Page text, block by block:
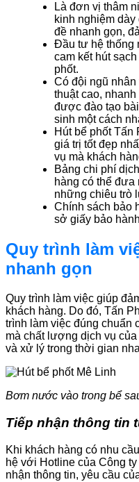
Là đơn vị thâm
kinh nghiệm
đề nhanh gọn,
Đầu tư hệ thống
cam kết hút
phốt.
Có đội ngũ
thuật cao,
được đào tạo
sinh một cách
Hút bể phốt
giá trị tốt đẹp
vụ mà khách
Bảng chi phí
hàng có thể
những chiêu trò
Chính sách bảo
sở giấy bảo
Quy trình làm
nhanh gọn
Quy trình làm việc giúp
khách hàng. Do đó, Tấn
trình làm việc đúng chuẩn
mà chất lượng dịch vụ
và xử lý trong thời gian
Bơm nước vào trong bể
Tiếp nhận thông tin
Khi khách hàng có nhu cầu
hệ với Hotline của Công
nhận thông tin, yêu cầu